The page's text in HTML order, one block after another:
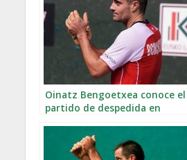
Oinatz Bengoetxea conoce el
partido de despedida en